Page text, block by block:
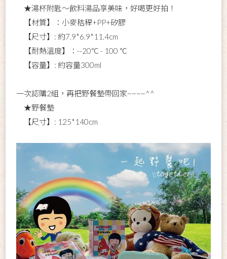
★湯杯附匙～飲料湯品享美味，好喝更好拍！
【材質】：小麥秸稈+PP+矽膠
【尺寸】: 約7.9*6.9*11.4cm
【耐熱溫度】：--20℃ - 100 ℃
【容量】: 約容量300ml
一次認購2組，再把野餐墊帶回家~~~~^^
★野餐墊
【尺寸】: 125*140cm